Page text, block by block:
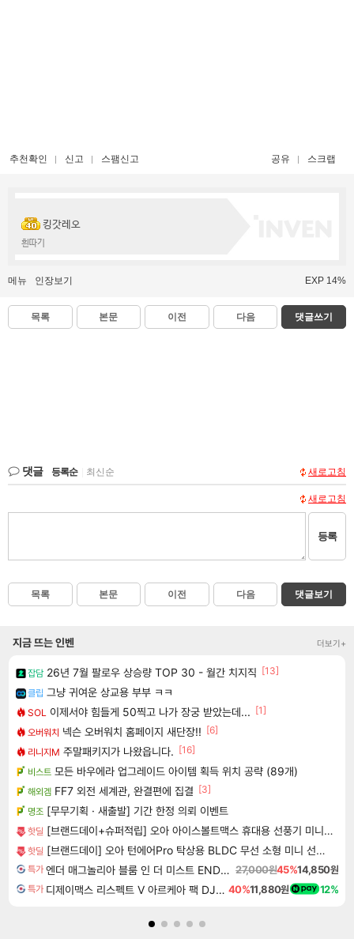
추천확인 신고 스팸신고 공유 스크랩
킹갓레오
흰따기
메뉴 인장보기 EXP 14%
목록 본문 이전 다음 댓글쓰기
댓글 등록순 최신순 새로고침
새로고침
등록
목록 본문 이전 다음 댓글보기
지금 뜨는 인벤 더보기+
잡담 26년 7월 팔로우 상승량 TOP 30 - 월간 치지직 [13]
클립 그냥 귀여운 상교용 부부 ㅋㅋ
SOL 이제서야 힘들게 50찍고 나가 장궁 받았는데... [1]
오버워치 넥슨 오버워치 홈페이지 새단장!! [6]
리니지M 주말패키지가 나왔읍니다. [16]
비스트 모든 바우에라 업그레이드 아이템 획득 위치 공략 (89개)
해외겜 FF7 외전 세계관, 완결편에 집결 [3]
명조 [무무기획 · 새출발] 기간 한정 의뢰 이벤트
핫딜 [브랜드데이+슈퍼적립] 오아 아이스볼트맥스 휴대용 선풍기 미니 급속 냉각 BLDC 핸디 핸드 손풍기
핫딜 [브랜드데이] 오아 턴에어Pro 탁상용 BLDC 무선 소형 미니 선풍기 사무실 책상 테이블 자동 회전
특가 엔더 매그놀리아 블룸 인 더 미스트 ENDER MAGNOLIA Bloom in the Mist 27,000원45%14,850원
특가 디제이맥스 리스펙트 V 아르케아 팩 DJMAX RESPECT V Arcaea Pack DLC 40%11,880원 12%